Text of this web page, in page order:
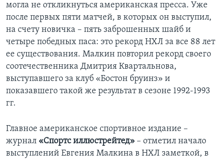
могла не откликнуться американская пресса. Уже
после первых пяти матчей, в которых он выступил,
на счету новичка – пять заброшенных шайб и
четыре победных паса: это рекорд НХЛ за все 88 лет
ее существования. Малкин повторил рекорд своего
соотечественника Дмитрия Квартальнова,
выступавшего за клуб «Бостон бруинз» и
показавшего такой же результат в сезоне 1992-1993
гг.
Главное американское спортивное издание –
журнал «Спортс иллюстрейтед» – отметил начало
выступлений Евгения Малкина в НХЛ заметкой, в